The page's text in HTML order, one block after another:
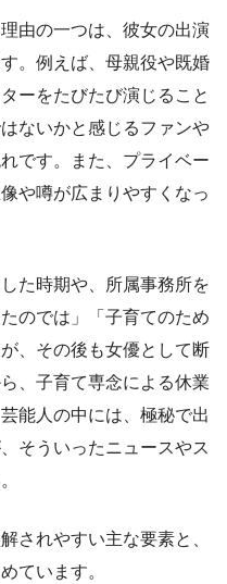
由の一つは、彼女の出演
。例えば、母親役や既婚
ーをたびたび演じること
ないかと感じるファンや
です。また、プライベー
や噂が広まりやすくなっ
た時期や、所属事務所を
のでは」「子育てのため
、その後も女優として断
、子育て専念による休業
能人の中には、極秘で出
そういったニュースやス
されやすい主な要素と、
ています。